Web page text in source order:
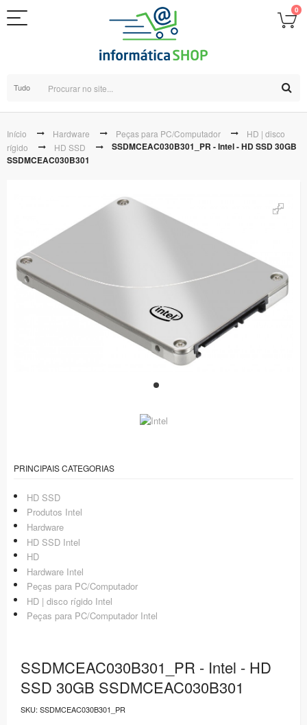
0
Tudo
Início Hardware Peças para PC/Computador
HD | disco
rígido
HD SSD
SSDMCEAC030B301_PR - Intel - HD SSD 30GB
SSDMCEAC030B301
PRINCIPAIS CATEGORIAS
HD SSD
Produtos Intel
Hardware
HD SSD Intel
HD
Hardware Intel
Peças para PC/Computador
HD | disco rígido Intel
Peças para PC/Computador Intel
SSDMCEAC030B301_PR - Intel - HD
SSD 30GB SSDMCEAC030B301
SKU: SSDMCEAC030B301_PR